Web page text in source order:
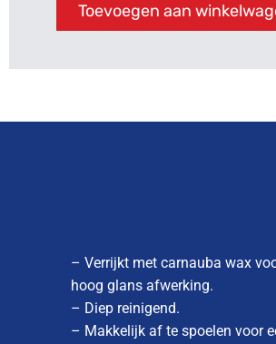
Toevoegen aan
– Verrijkt met carnauba wax
hoog glans afwerking.
– Diep reinigend.
– Makkelijk af te spoelen voor